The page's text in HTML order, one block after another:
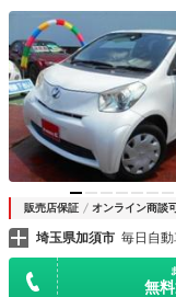
Ｓ ＡＣ キーフリー
ワーステアリング ウ
販売店保証 オンライン商談
埼玉県加須市 毎日自
無